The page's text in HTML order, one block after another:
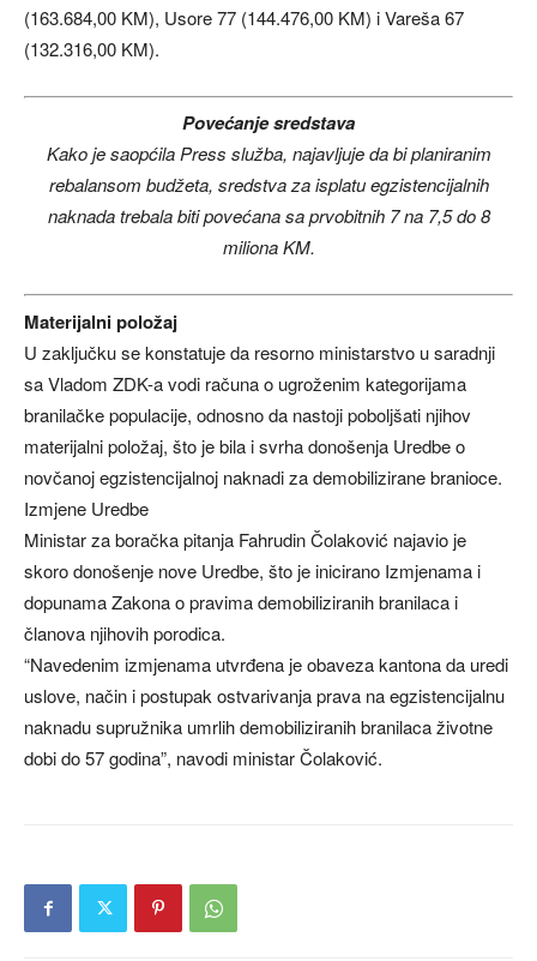
(163.684,00 KM), Usore 77 (144.476,00 KM) i Vareša 67
(132.316,00 KM).
Povećanje sredstava
Kako je saopćila Press služba, najavljuje da bi planiranim
rebalansom budžeta, sredstva za isplatu egzistencijalnih
naknada trebala biti povećana sa prvobitnih 7 na 7,5 do 8
miliona KM.
Materijalni položaj
U zaključku se konstatuje da resorno ministarstvo u saradnji
sa Vladom ZDK-a vodi računa o ugroženim kategorijama
branilačke populacije, odnosno da nastoji poboljšati njihov
materijalni položaj, što je bila i svrha donošenja Uredbe o
novčanoj egzistencijalnoj naknadi za demobilizirane branioce.
Izmjene Uredbe
Ministar za boračka pitanja Fahrudin Čolaković najavio je
skoro donošenje nove Uredbe, što je inicirano Izmjenama i
dopunama Zakona o pravima demobiliziranih branilaca i
članova njihovih porodica.
“Navedenim izmjenama utvrđena je obaveza kantona da uredi
uslove, način i postupak ostvarivanja prava na egzistencijalnu
naknadu supružnika umrlih demobiliziranih branilaca životne
dobi do 57 godina”, navodi ministar Čolaković.